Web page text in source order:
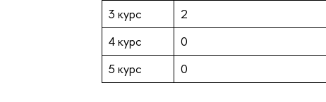
3 курс
2
4 курс
0
5 курс
0